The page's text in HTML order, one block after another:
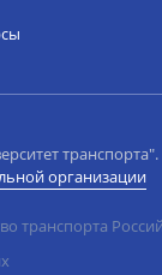
транспорта".
организации
транспорта